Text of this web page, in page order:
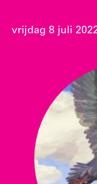
vrijdag 8 juli